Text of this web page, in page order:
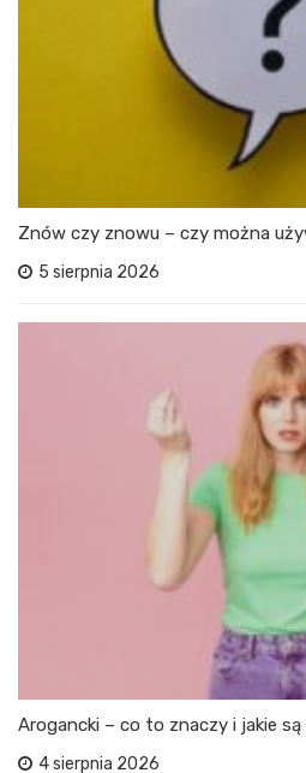
Znów czy znowu – czy można
5 sierpnia 2026
Arogancki – co to znaczy i jakie
4 sierpnia 2026